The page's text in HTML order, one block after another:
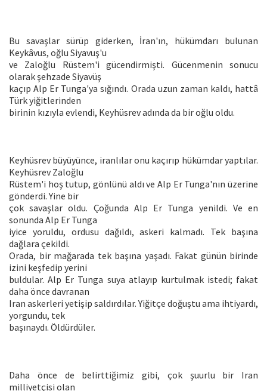
Bu savaşlar sürüp giderken, İran'ın, hükümdarı bulunan
Keykâvus, oğlu Siyavuş'u
ve Zaloğlu Rüstem'i gücendirmişti. Gücenmenin sonucu
olarak şehzade Siyavüş
kaçıp Alp Er Tunga'ya sığındı. Orada uzun zaman kaldı, hattâ
Türk yiğitlerinden
birinin kızıyla evlendi, Keyhüsrev adında da bir oğlu oldu.
Keyhüsrev büyüyünce, iranlılar onu kaçırıp hükümdar yaptılar.
Keyhüsrev Zaloğlu
Rüstem'i hoş tutup, gönlünü aldı ve Alp Er Tunga'nın üzerine
gönderdi. Yine bir
çok savaşlar oldu. Çoğunda Alp Er Tunga yenildi. Ve en
sonunda Alp Er Tunga
iyice yoruldu, ordusu dağıldı, askeri kalmadı. Tek başına
dağlara çekildi.
Orada, bir mağarada tek başına yaşadı. Fakat günün birinde
izini keşfedip yerini
buldular. Alp Er Tunga suya atlayıp kurtulmak istedi; fakat
daha önce davranan
Iran askerleri yetişip saldırdılar. Yiğitçe doğuştu ama ihtiyardı,
yorgundu, tek
başınaydı. Öldürdüler.
Daha önce de belirttiğimiz gibi, çok şuurlu bir Iran
milliyetçisi olan